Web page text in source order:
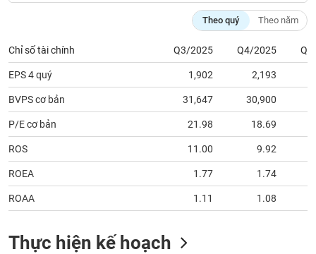
Theo quý Theo năm
Chỉ số tài chính Q3/2025 Q4/2025
EPS 4 quý 1,902 2,193
BVPS cơ bản 31,647 30,900
P/E cơ bản 21.98 18.69
ROS 11.00 9.92
ROEA 1.77 1.74
ROAA 1.11 1.08
Thực hiện kế hoạch